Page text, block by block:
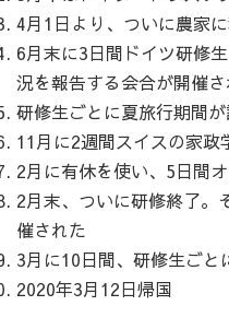
4月1日より、ついに農家
6月末に3日間ドイツ研修
況を報告する会合が開催
研修生ごとに夏旅行期間
11月に2週間スイスの家
2月に有休を使い、5日間
2月末、ついに研修終了。
催された
3月に10日間、研修生ご
2020年3月12日帰国